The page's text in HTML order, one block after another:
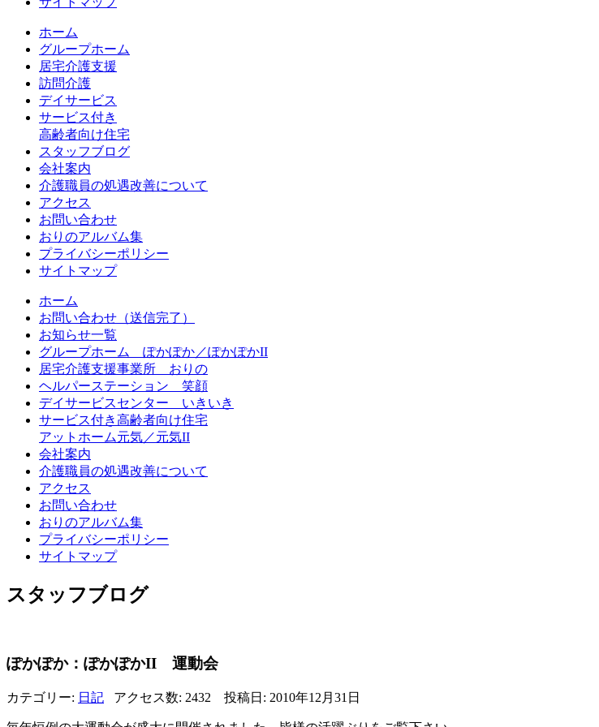
ホーム
グループホーム
居宅介護支援
訪問介護
デイサービス
サービス付き
高齢者向け住宅
スタッフブログ
会社案内
介護職員の処遇改善について
アクセス
お問い合わせ
おりのアルバム集
プライバシーポリシー
サイトマップ
ホーム
お問い合わせ（送信完了）
お知らせ一覧
グループホーム ぽかぽか／ぽかぽかII
居宅介護支援事業所 おりの
ヘルパーステーション 笑顔
デイサービスセンター いきいき
サービス付き高齢者向け住宅
アットホーム元気／元気II
会社案内
介護職員の処遇改善について
アクセス
お問い合わせ
おりのアルバム集
プライバシーポリシー
サイトマップ
スタッフブログ
ぽかぽか：ぽかぽかII 運動会
カテゴリー: 日記 アクセス数: 2432 投稿日: 2010年12月31日